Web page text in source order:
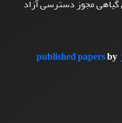
مجوز دسترسی آزاد
published papersby